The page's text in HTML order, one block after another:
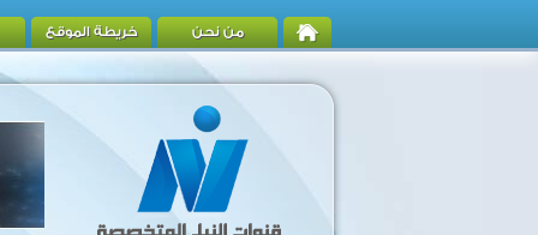
من نحن خريطة الموقع